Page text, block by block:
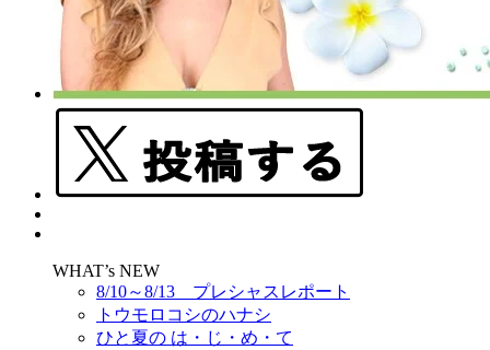
WHAT’s NEW
8/10～8/13 プレシャスレポート
トウモロコシのハナシ
ひと夏の は・じ・め・て